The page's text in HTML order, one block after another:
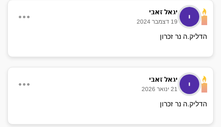
יגאל זאבי
19 דצמבר 2024
הדליק.ה נר זכרון
יגאל זאבי
21 ינואר 2026
הדליק.ה נר זכרון